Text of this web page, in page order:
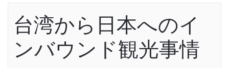
台湾から日本へのイ
ンバウンド観光事情